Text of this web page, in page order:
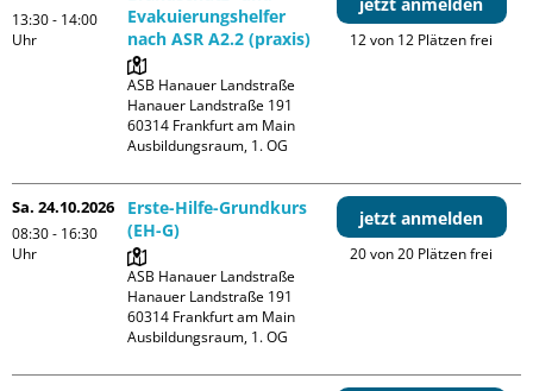
13:30 - 14:00
Uhr
Evakuierungshelfer
nach ASR A2.2 (praxis)
ASB Hanauer Landstraße
Hanauer Landstraße 191
60314 Frankfurt am Main
Ausbildungsraum, 1. OG
12 von 12 Plätzen frei
Sa. 24.10.2026
08:30 - 16:30
Uhr
Erste-Hilfe-Grundkurs
(EH-G)
ASB Hanauer Landstraße
Hanauer Landstraße 191
60314 Frankfurt am Main
Ausbildungsraum, 1. OG
jetzt anmelden
20 von 20 Plätzen frei